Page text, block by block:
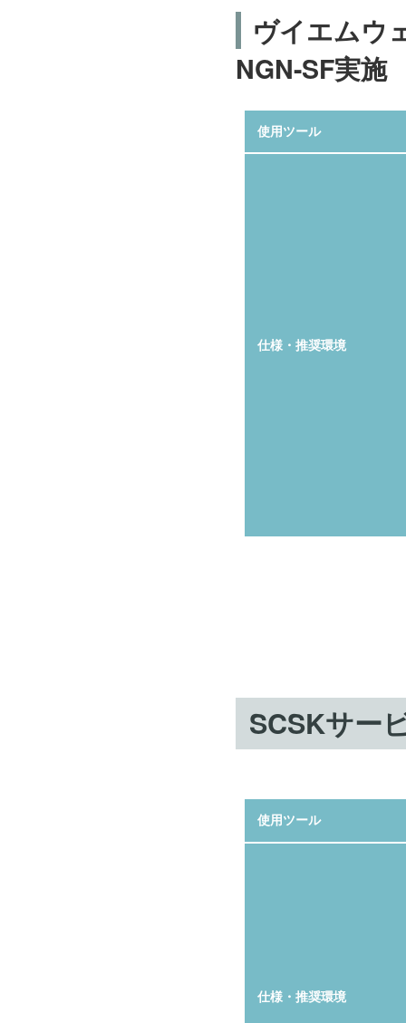
ヴイエムウ
NGN-SF実施
使用ツール
仕様・推奨環境
SCSKサー
使用ツール
仕様・推奨環境